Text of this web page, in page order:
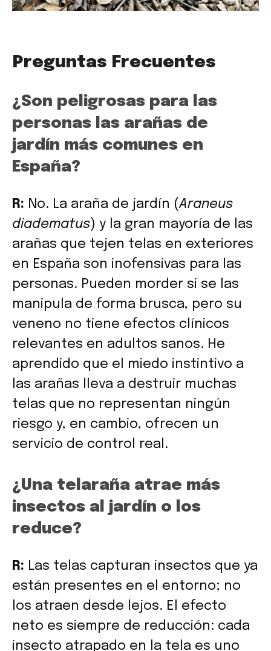
Preguntas Frecuentes
¿Son peligrosas para las
personas las arañas de
jardín más comunes en
España?
R: No. La araña de jardín (Araneus
diadematus) y la gran mayoría de las
arañas que tejen telas en exteriores
en España son inofensivas para las
personas. Pueden morder si se las
manipula de forma brusca, pero su
veneno no tiene efectos clínicos
relevantes en adultos sanos. He
aprendido que el miedo instintivo a
las arañas lleva a destruir muchas
telas que no representan ningún
riesgo y, en cambio, ofrecen un
servicio de control real.
¿Una telaraña atrae más
insectos al jardín o los
reduce?
R: Las telas capturan insectos que ya
están presentes en el entorno; no
los atraen desde lejos. El efecto
neto es siempre de reducción: cada
insecto atrapado en la tela es uno